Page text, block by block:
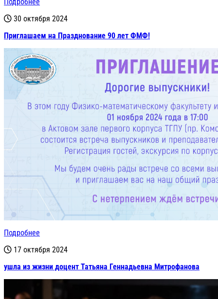
30 октября 2024
Приглашаем на Празднование 90 лет ФМФ!
Подробнее
17 октября 2024
ушла из жизни доцент Татьяна Геннадьевна Митрофанова